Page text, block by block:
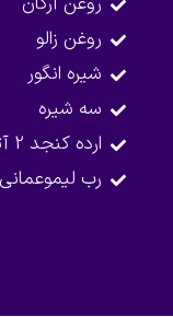
روغن زالو
شیره انگور
سه شیره
ارده کنجد 2 آتشه
رب لیموعمانی